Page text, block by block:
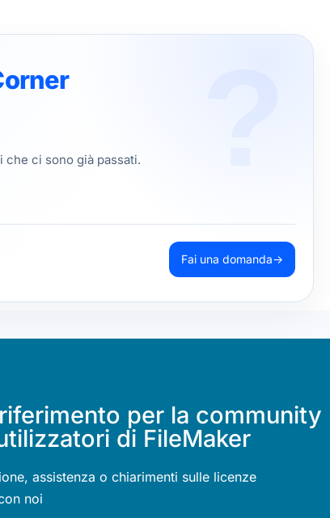
che ci sono già passati.
Fai una domanda→
per la community
di FileMaker
assistenza o chiarimenti sulle licenze
noi